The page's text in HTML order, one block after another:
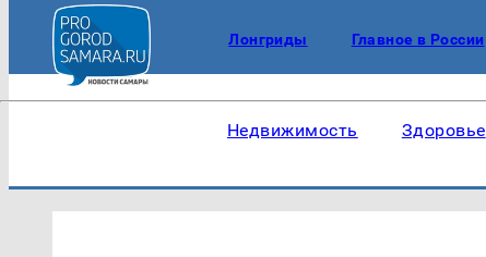
Лонгриды Главное в России
Недвижимость Здоровье